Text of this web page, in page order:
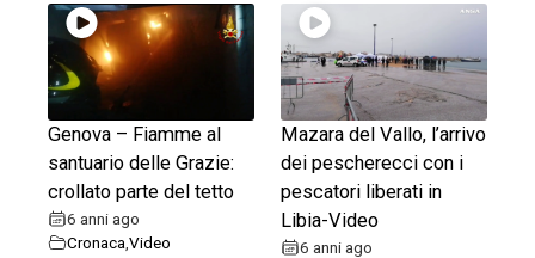
Genova – Fiamme al
santuario delle Grazie:
crollato parte del tetto
6 anni ago
Cronaca Video
Mazara del Vallo, l’arrivo
dei pescherecci con i
pescatori liberati in
Libia-Video
6 anni ago